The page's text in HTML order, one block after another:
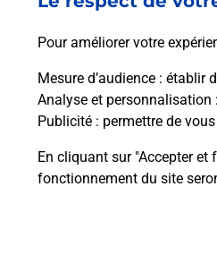
Pour améliorer votre
Mesure d’audience : établir
Analyse et personnalisation
Publicité : permettre de
En cliquant sur "Accepter et
fonctionnement du site
En savoir plus